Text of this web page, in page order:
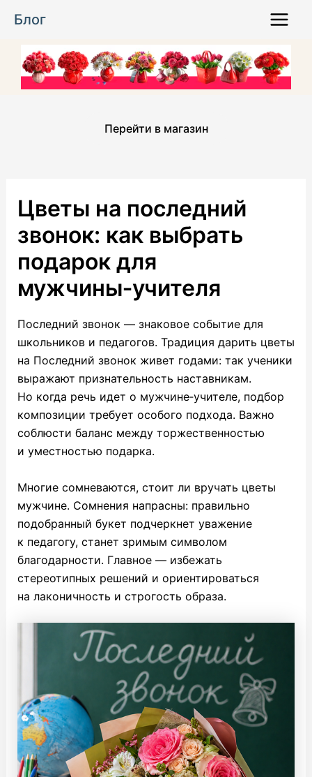
Блог
Menu
Перейти в магазин
Цветы на последний
звонок: как выбрать
подарок для
мужчины‑учителя
Последний звонок — знаковое событие для
школьников и педагогов. Традиция дарить цветы
на Последний звонок живет годами: так ученики
выражают признательность наставникам.
Но когда речь идет о мужчине‑учителе, подбор
композиции требует особого подхода. Важно
соблюсти баланс между торжественностью
и уместностью подарка.
Многие сомневаются, стоит ли вручать цветы
мужчине. Сомнения напрасны: правильно
подобранный букет подчеркнет уважение
к педагогу, станет зримым символом
благодарности. Главное — избежать
стереотипных решений и ориентироваться
на лаконичность и строгость образа.